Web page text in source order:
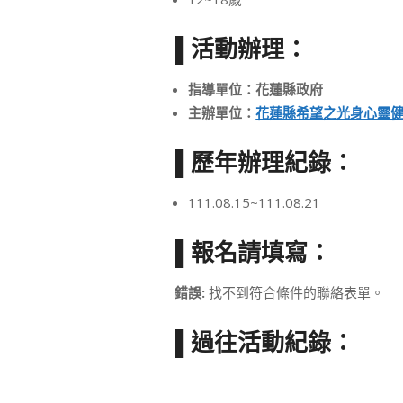
▌活動辦理：
指導單位：花蓮縣政府
主辦單位：花蓮縣希望之光身心靈
▌歷年辦理紀錄：
111.08.15~111.08.21
▌報名請填寫：
錯誤: 找不到符合條件的聯絡表單。
▌過往活動紀錄：